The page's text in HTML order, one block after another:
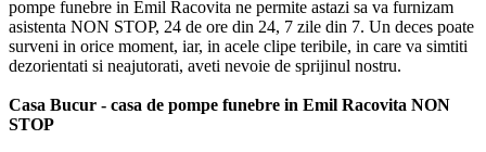
pompe funebre in Emil Racovita ne permite astazi sa va furnizam
asistenta NON STOP, 24 de ore din 24, 7 zile din 7. Un deces poate
surveni in orice moment, iar, in acele clipe teribile, in care va simtiti
dezorientati si neajutorati, aveti nevoie de sprijinul nostru.
Casa Bucur - casa de pompe funebre in Emil Racovita NON
STOP